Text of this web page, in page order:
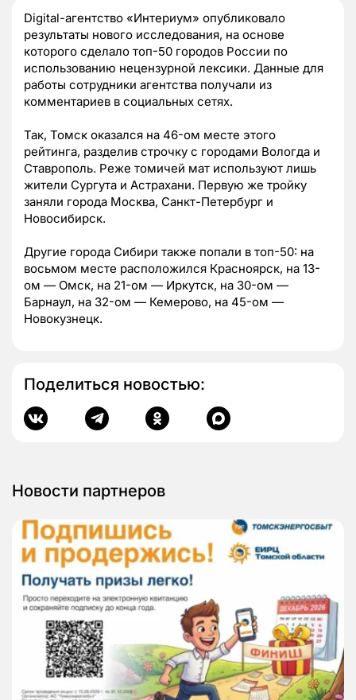
Digital-агентство «Интериум» опубликовало
результаты нового исследования, на основе
которого сделало топ-50 городов России по
использованию нецензурной лексики. Данные для
работы сотрудники агентства получали из
комментариев в социальных сетях.
Так, Томск оказался на 46-ом месте этого
рейтинга, разделив строчку с городами Вологда и
Ставрополь. Реже томичей мат используют лишь
жители Сургута и Астрахани. Первую же тройку
заняли города Москва, Санкт-Петербург и
Новосибирск.
Другие города Сибири также попали в топ-50: на
восьмом месте расположился Красноярск, на 13-
ом — Омск, на 21-ом — Иркутск, на 30-ом —
Барнаул, на 32-ом — Кемерово, на 45-ом —
Новокузнецк.
Поделиться новостью:
Новости партнеров